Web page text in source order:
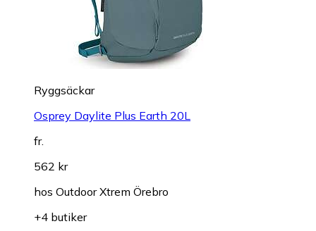
Ryggsäckar
Osprey Daylite Plus Earth 20L
fr.
562 kr
hos Outdoor Xtrem Örebro
+4 butiker